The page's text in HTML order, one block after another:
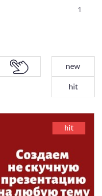
1
new
hit
hit